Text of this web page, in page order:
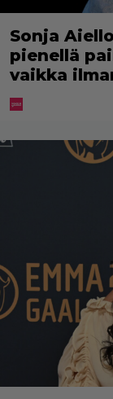
Sonja
pienellä
vaikka